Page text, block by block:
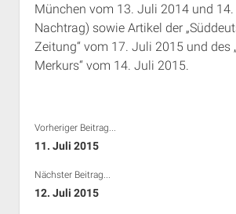
München vom 13. Juli 2014 und 14.
Nachtrag) sowie Artikel der
Zeitung“ vom 17. Juli 2015 und des
Merkurs“ vom 14. Juli 2015.
Vorheriger Beitrag...
11. Juli 2015
Nächster Beitrag...
12. Juli 2015